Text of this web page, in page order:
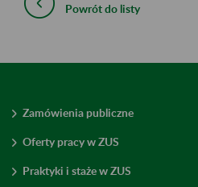
Powrót do listy
Zamówienia publiczne
Oferty pracy w ZUS
Praktyki i staże w ZUS